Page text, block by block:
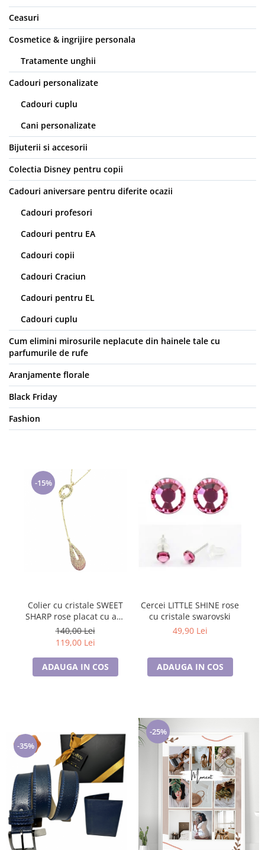
Ceasuri
Cosmetice & ingrijire personala
Tratamente unghii
Cadouri personalizate
Cadouri cuplu
Cani personalizate
Bijuterii si accesorii
Colectia Disney pentru copii
Cadouri aniversare pentru diferite ocazii
Cadouri profesori
Cadouri pentru EA
Cadouri copii
Cadouri Craciun
Cadouri pentru EL
Cadouri cuplu
Cum elimini mirosurile neplacute din hainele tale cu
parfumurile de rufe
Aranjamente florale
Black Friday
Fashion
-15%
Colier cu cristale SWEET
SHARP rose placat cu aur
galben
140,00 Lei
119,00 Lei
ADAUGA IN COS
Cercei LITTLE SHINE rose
cu cristale swarovski
49,90 Lei
ADAUGA IN COS
-35%
-25%